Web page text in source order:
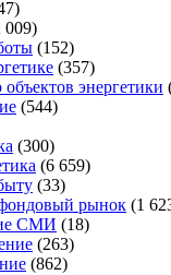
009)
(152)
(357)
объектов энергетики
(544)
(300)
(6 659)
(33)
рынок (1
СМИ (18)
(263)
(862)